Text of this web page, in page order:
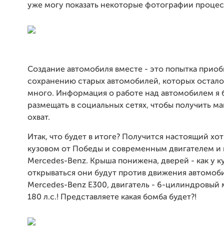
уже могу показать некоторые фотографии
Создание автомобиля вместе - это попытка
сохранению старых автомобилей, которых
много. Информация о работе над автомобилем я
размещать в социальных сетях, чтобы получить
охват.
Итак, что будет в итоге? Получится настоящий
кузовом от Победы и современным двигателем и
Mercedes-Benz. Крыша понижена, дверей - как у
открываться они будут против движения
Mercedes-Benz E300, двигатель - 6-
180 л.с.! Представляете какая бомба будет?!